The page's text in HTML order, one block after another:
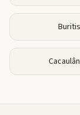
Buritis